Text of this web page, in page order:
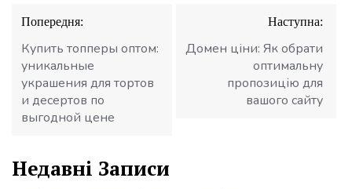
Навігація
записів
Попередня:
Купить топперы оптом:
уникальные
украшения для тортов
и десертов по
выгодной цене
Наступна:
Домен ціни: Як обрати
оптимальну
пропозицію для
вашого сайту
Недавні Записи